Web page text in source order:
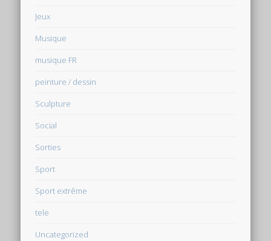
Jeux
Musique
musique FR
peinture / dessin
Sculpture
Social
Sorties
Sport
Sport extrême
tele
Uncategorized